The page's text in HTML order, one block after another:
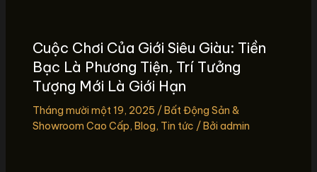
Cuộc Chơi Của Giới Siêu Giàu: Tiền
Bạc Là Phương Tiện, Trí Tưởng
Tượng Mới Là Giới Hạn
Tháng mười một 19, 2025 / Bất Động Sản &
Showroom Cao Cấp, Blog, Tin tức / Bởi admin